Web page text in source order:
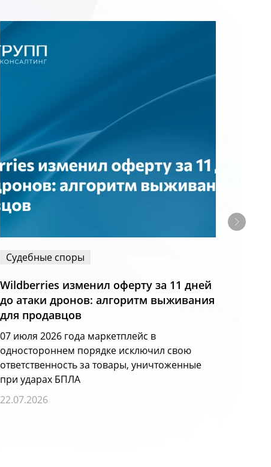
Судебные споры
Wildberries изменил оферту за 11 дней
до атаки дронов: алгоритм выживания
для продавцов
07 июля 2026 года маркетплейс в
одностороннем порядке исключил свою
ответственность за товары, уничтоженные
при ударах БПЛА
22.07.2026